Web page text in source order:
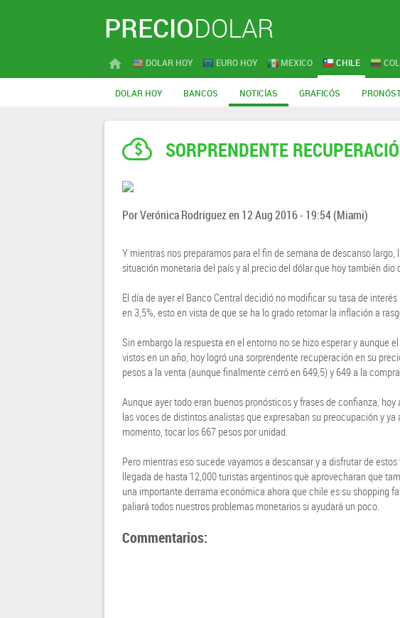
PRECIODOLAR
DOLAR HOY EURO HOY MEXICO CHILE
DOLAR HOY BANCOS NOTICÍAS GRAFICÓS
SORPRENDENTE
PorVerónica Rodriguezen 12 Aug 2016 - 19:54(Miami)
Y mientras nos preparamos para el fin de semana de descanso
situación monetaria del país y al precio del dólar que hoy también dio
El día de ayer el Banco Central decidió no modificar su tasa de
en 3,5%, esto en vista de que se ha lo grado retornar la inflación a
Sin embargo la respuesta en el entorno no se hizo esperar y aunque
vistos en un año, hoy logró una sorprendente recuperación en su
pesos a la venta (aunque finalmente cerró en 649,5) y 649 a la
Aunque ayer todo eran buenos pronósticos y frases de confianza,
las voces de distintos analistas que expresaban su preocupación y
momento, tocar los 667 pesos por unidad.
Pero mientras eso sucede vayamos a descansar y a disfrutar de
llegada de hasta 12,000 turistas argentinos que aprovecharan que
una importante derrama económica ahora que chile es su shopping
paliará todos nuestros problemas monetarios si ayudará un poco.
Commentarios: